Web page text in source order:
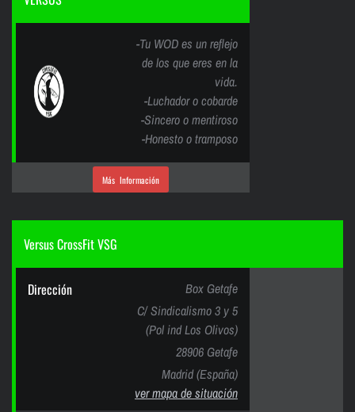
-Tu WOD es un reflejo
de los que eres en la
vida.
-Luchador o cobarde
-Sincero o mentiroso
-Honesto o tramposo
Más Información
Versus CrossFit VSG
Dirección
Box Getafe
C/ Sindicalismo 3 y 5
(Pol ind Los Olivos)
28906 Getafe
Madrid (España)
ver mapa de situación